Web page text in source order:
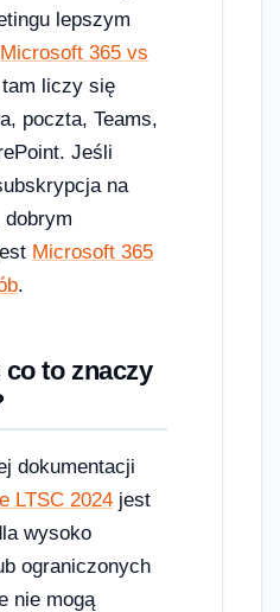
lepszym
Microsoft 365 vs
liczy się
poczta, Teams,
Jeśli
na
Microsoft 365
.
co to znaczy
dokumentacji
LTSC 2024 jest
wysoko
ograniczonych
nie mogą